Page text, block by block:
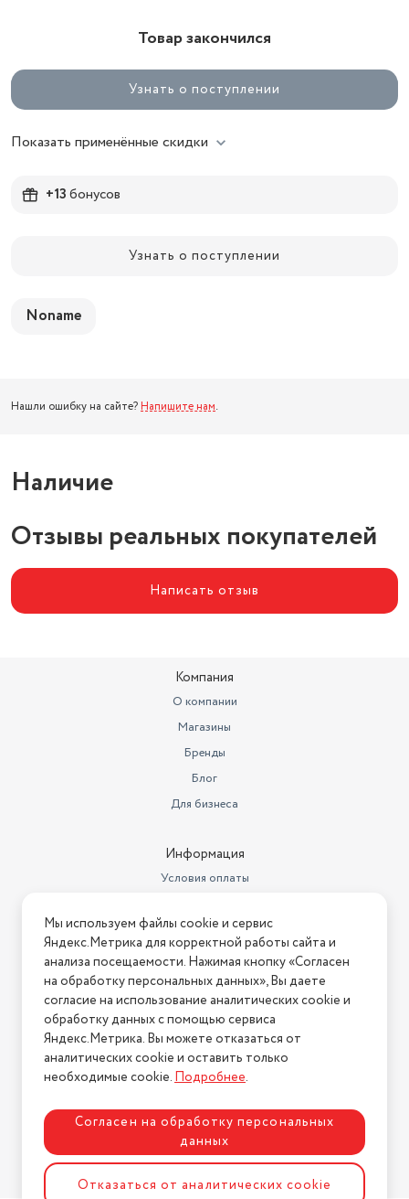
Товар закончился
Узнать о поступлении
Показать применённые скидки
+13бонусов
Узнать о поступлении
Noname
Нашли ошибку на сайте? Напишите нам.
Наличие
Отзывы реальных покупателей
Написать отзыв
Компания
О компании
Магазины
Бренды
Блог
Для бизнеса
Информация
Условия оплаты
Условия возврата
Нашли ошибку на сайте? Напишите нам
2026 © Интернет-магазин "АстМаркет". У нас есть всё!
Политика конфиденциальности
Разработка сайтаASTDESIGN
Мы используем файлы cookie и сервис
Яндекс.Метрика для корректной работы сайта и
анализа посещаемости. Нажимая кнопку «Согласен
на обработку персональных данных», Вы даете
согласие на использование аналитических cookie и
обработку данных с помощью сервиса
Яндекс.Метрика. Вы можете отказаться от
аналитических cookie и оставить только
необходимые cookie.Подробнее.
Согласен на обработку персональных
данных
Отказаться от аналитических cookie